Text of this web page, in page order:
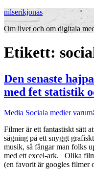
nilserikjonas
Om livet och om digitala
Etikett:
Den senaste
med fet statistik
Media Sociala medier
Filmer är ett fantastiskt sätt
sägning på ett snyggt
musik, så fångar man folks
med ett excel-ark. Olika
(en favorit är googles filmer